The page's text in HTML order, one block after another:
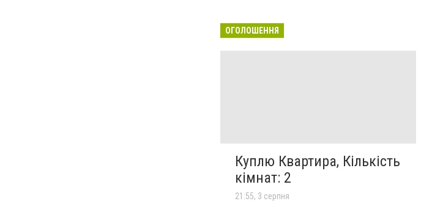
ОГОЛОШЕННЯ
Куплю Квартира, Кількість
кімнат: 2
21:55, 3 серпня